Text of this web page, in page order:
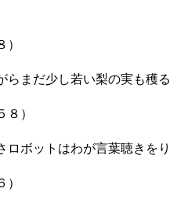
まだ少し若い梨の実も穫る
）
ボットはわが言葉聴きをり